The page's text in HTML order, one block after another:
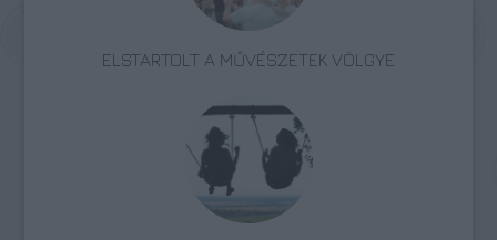
ELSTARTOLT A MŰVÉSZETEK VÖLGYE